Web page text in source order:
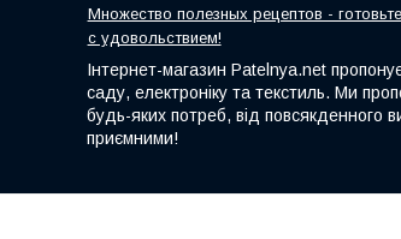
Множество полезных рецептов - готовьте
с удовольствием!
Інтернет-магазин Patelnya.net
саду, електроніку та текстиль. Ми
будь-яких потреб, від повсякденного
приємними!